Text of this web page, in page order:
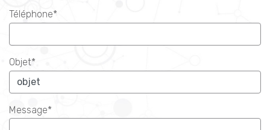
Téléphone*
Objet*
Message*